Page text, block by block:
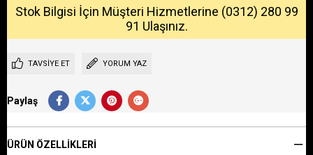
Stok Bilgisi İçin Müşteri Hizmetlerine (0312) 280 99
91 Ulaşınız.
TAVSIYE ET YORUM YAZ
Paylaş
ÜRÜN ÖZELLIKLERI